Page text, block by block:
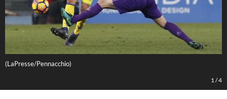
(LaPresse/Pennacchio)
1 /4